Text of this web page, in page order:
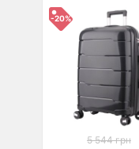
-20%
5 544 грн